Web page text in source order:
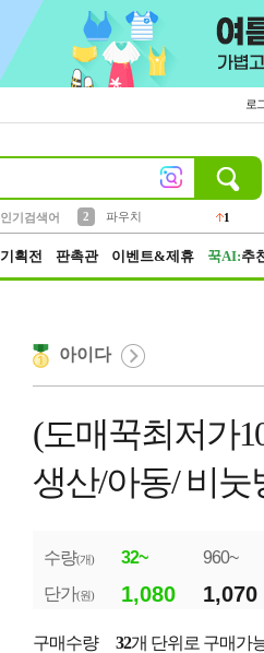
로
인기검색어
2
파우치
1
기획전 판촉관 이벤트&제휴 꾹AI:추
아이다
(도매꾹최저가
생산/아동/ 비
수량(개) 32~
960~
단가(원) 1,080 1,070
구매수량 32개 단위로 구매가